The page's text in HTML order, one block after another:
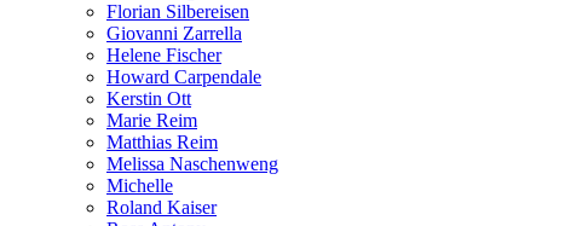
Florian Silbereisen
Giovanni Zarrella
Helene Fischer
Howard Carpendale
Kerstin Ott
Marie Reim
Matthias Reim
Melissa Naschenweng
Michelle
Roland Kaiser